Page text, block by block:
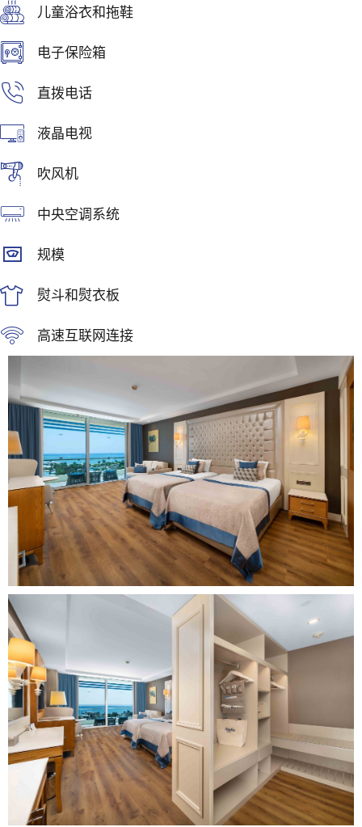
儿童浴衣和拖鞋
电子保险箱
直拨电话
液晶电视
吹风机
中央空调系统
规模
熨斗和熨衣板
高速互联网连接